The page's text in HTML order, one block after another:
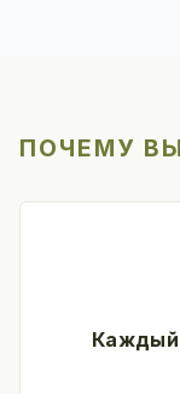
ПОЧЕМУ
Каждый